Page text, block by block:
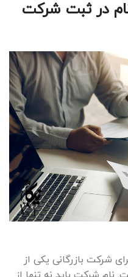
در ثبت شرکت
شرکت بازرگانی یکی از